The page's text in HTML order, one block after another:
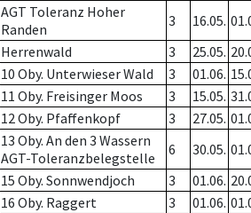
AGT Toleranz Hoher
Randen
3 16.05.
Herrenwald 3 25.05.
10 Oby. Unterwieser Wald 3 01.06.
11 Oby. Freisinger Moos 3 15.05.
12 Oby. Pfaffenkopf 3 27.05.
13 Oby. An den 3 Wassern
AGT-Toleranzbelegstelle
6 30.05.
15 Oby. Sonnwendjoch 3 01.06.
16 Oby. Raggert 3 01.06.